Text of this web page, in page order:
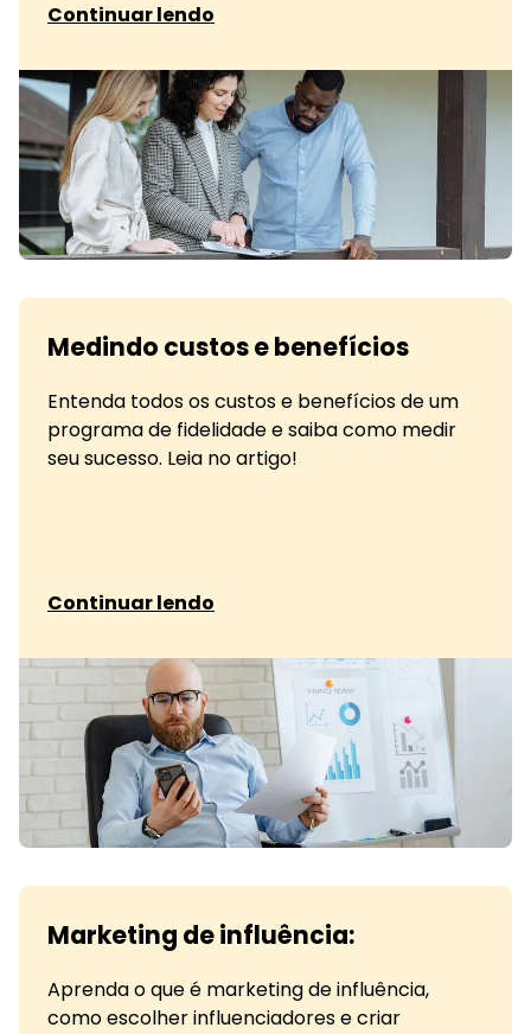
Continuar lendo
Medindo custos e benefícios
Entenda todos os custos e benefícios de um
programa de fidelidade e saiba como medir
seu sucesso. Leia no artigo!
Continuar lendo
Marketing de influência:
Aprenda o que é marketing de influência,
como escolher influenciadores e criar